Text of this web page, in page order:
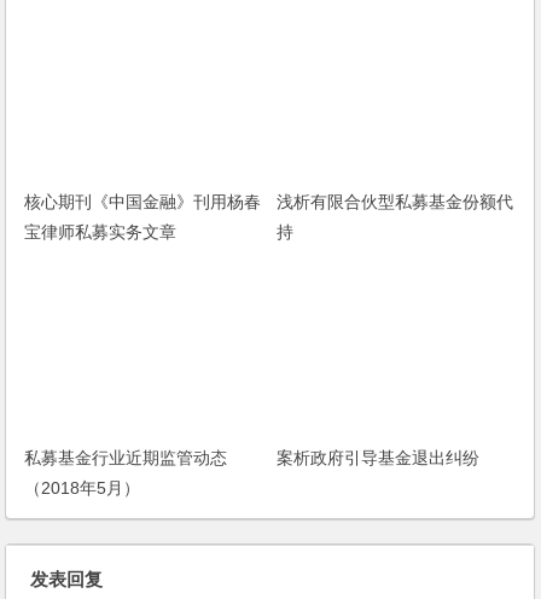
核心期刊《中国金融》刊用杨春
宝律师私募实务文章
浅析有限合伙型私募基金份额代
持
私募基金行业近期监管动态
（2018年5月）
案析政府引导基金退出纠纷
发表回复